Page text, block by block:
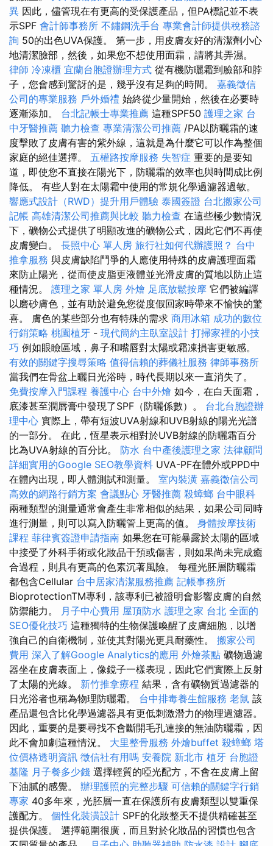
異 因此，儘管現在有更高的受保護產品，但PA標記並不表
示SPF 會計師事務所 不鏽鋼洗手台 專業會計師提供稅務諮
詢 50的出色UVA保護。 第一步，用皮膚友好的清潔劑小心
地清潔臉部，然後，如果您不想使用面霜，請將其弄濕。
律師 冷凍櫃 宜蘭台胞證辦理方式 從有機防曬霜到臉部和脖
子，您會感到驚訝的是，幾乎沒有足夠的時間。 嘉義徵信
公司的專業服務 戶外婚禮 始終從少量開始，然後在必要時
逐漸添加。 台北記帳士專業推薦 這種SPF50 護理之家 台
中牙醫推薦 聽力檢查 專業清潔公司推薦 /PA以防曬霜的速
度擊敗了皮膚有害的紫外線，這就是為什麼它可以作為整個
家庭的絕佳選擇。 五權路按摩服務 失智症 重要的是要知
道，即使您不直接在陽光下，防曬霜的效率也與時間成比例
降低。 有些人對在太陽霜中使用的常規化學過濾器過敏。
響應式設計（RWD）提升用戶體驗 泰國簽證 台北搬家公司
記帳 高雄清潔公司推薦與比較 聽力檢查 在這些極少數情況
下，礦物公式提供了明顯改進的礦物公式，因此它們不再使
皮膚變白。 長照中心 單人房 旅行社如何代辦護照？ 台中
推拿服務 與皮膚缺陷鬥爭的人應使用特殊的皮膚護理面霜
來防止陽光，從而使皮脂更液體並光滑皮膚的質地以防止這
種情況。 護理之家 單人房 外燴 足底放鬆按摩 它們被編譯
以磨砂膚色，並有助於避免您從度假回家時帶來不愉快的驚
喜。 膚色的某些部分也有特殊的需求 商用冰箱 成功的數位
行銷策略 桃園植牙 - 現代簡約主臥室設計 打掃家裡的小技
巧 例如眼瞼區域，鼻子和嘴唇對太陽或霜凍損害更敏感。
有效的關鍵字搜尋策略 值得信賴的葬儀社服務 律師事務所
當我們在骨盆上曬日光浴時，時代長期以來一直消失了。
免費按摩入門課程 養護中心 台中外燴 如今，在白天面霜，
底漆甚至潤唇膏中發現了SPF（防曬係數）。 台北台胞證辦
理中心 實際上，帶有短波UVA射線和UVB射線的陽光光譜
的一部分。 在此，恆星表示相對於UVB射線的防曬霜百分
比為UVA射線的百分比。 防水 台中產後護理之家 法律顧問
詳細實用的Google SEO教學資料 UVA-PF在體外或PPD中
在體內出現，即​​人體測試和測量。 室內裝潢 嘉義徵信公司
高效的網路行銷方案 會議點心 牙醫推薦 殺蟑螂 台中眼科
兩種類型的測量通常會產生非常相似的結果，如果公司同時
進行測量，則可以寫入防曬管上更高的值。 身體按摩技術
課程 菲律賓簽證申請指南 如果您在可能暴露於太陽的區域
中接受了外科手術或化妝品干預或傷害，則如果尚未完成癒
合過程，則具有更高的色素沉著風險。 每種光胚層防曬霜
都包含Cellular 台中居家清潔服務推薦 記帳事務所
BioprotectionTM專利，該專利已被證明會影響皮膚的自然
防禦能力。 月子中心費用 屋頂防水 護理之家 台北 全面的
SEO優化技巧 這種獨特的生物保護喚醒了皮膚細胞，以增
強自己的自衛機制，並使其對陽光更具耐藥性。 搬家公司
費用 深入了解Google Analytics的應用 外燴茶點 礦物過濾
器坐在皮膚表面上，像鏡子一樣表現，因此它們實際上反射
了太陽的光線。 新竹推拿療程 結果，含有礦物質過濾器的
日光浴者也稱為物理防曬霜。 台中排毒養生館服務 老鼠 該
產品還包含比化學過濾器具有更低刺激潛力的物理過濾器。
因此，重要的是要尋找不會斷開毛孔連接的無油防曬霜，因
此不會加劇這種情況。 大里整骨服務 外燴buffet 殺蟑螂 塔
位價格透明資訊 徵信社有用嗎 安養院 新北市 植牙 台胞證
基隆 月子餐多少錢 選擇輕質的啞光配方，不會在皮膚上留
下油膩的感覺。 辦理護照的完整步驟 可信賴的關鍵字行銷
專家 40多年來，光胚層一直在保護所有皮膚類型以雙重保
護配方。 個性化裝潢設計 SPF的化妝整天不提供精確甚至
提供保護。 選擇範圍很廣，而且對於化妝品的習慣也包含